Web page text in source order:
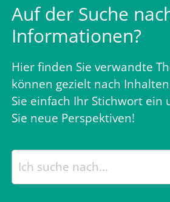
Auf der Suche
Informationen?
Hier finden Sie verwandte
können gezielt nach
Sie einfach Ihr Stichwort ein
Sie neue Perspektiven!